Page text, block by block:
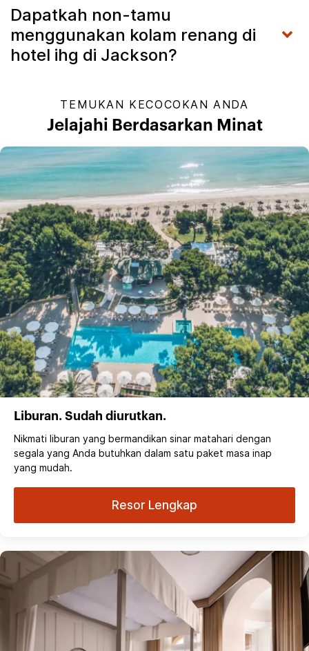
Dapatkah non-tamu
menggunakan kolam renang di
hotel ihg di Jackson?
TEMUKAN KECOCOKAN ANDA
Jelajahi Berdasarkan Minat
Liburan. Sudah diurutkan.
Nikmati liburan yang bermandikan sinar matahari dengan
segala yang Anda butuhkan dalam satu paket masa inap
yang mudah.
Resor Lengkap